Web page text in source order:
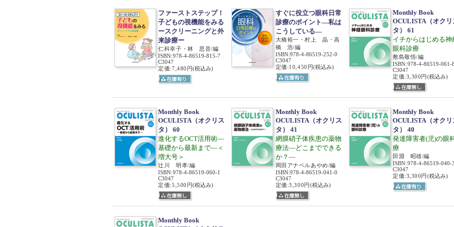
ファーストステップ！
子どもの視機能をみる
ースクリーニングと外
来診療ー
仁科幸子・林 思音/編
ISBN:978-4-86519-815-7
C3047
定価:7,480円(税込み)
すぐに役立つ眼科日常
診療のポイント―私は
こうしている―
大橋裕一・村上 晶・高
橋 浩/編
ISBN:978-4-86519-252-0
C3047
定価:10,450円(税込み)
Monthly Book
OCULISTA（オクリ
タ） 61
イチからはじめる神
眼科診療
敷島敬悟/編
ISBN:978-4-86519-061-8
C3047
定価:3,300円 (税込み)
Monthly Book
OCULISTA（オクリス
タ） 60
進化するOCT活用術―
基礎から最新まで―＜
増大号＞
辻川 明孝/編
ISBN:978-4-86519-060-1
C3047
定価:5,500円(税込み)
Monthly Book
OCULISTA（オクリス
タ） 41
網膜硝子体疾患の薬物
療法―どこまでできる
か？―
岡田アナベルあやめ/編
ISBN:978-4-86519-041-0
C3047
定価:3,300円 (税込み)
Monthly Book
OCULISTA（オクリ
タ） 40
発達障害者(児)の眼
療
田淵 昭雄/編
ISBN:978-4-86519-040-3
C3047
定価:3,300円 (税込み)
Monthly Book